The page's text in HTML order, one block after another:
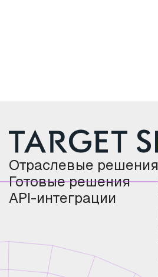
Отраслевые решения
Готовые решения
API-интеграции